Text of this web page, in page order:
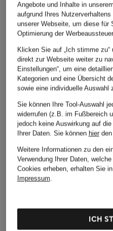
DAS KÖNNTE IHNEN
Angebote und Inhalte in
aufgrund Ihres
unserer Webseite, um diese für
Optimierung der
Klicken Sie auf „Ich stimme
direkt zur Webseite weiter zu
Einstellungen“, um eine
Kategorien und eine Übersicht
sowie eine individuelle Auswahl
Sie können Ihre Tool-Auswahl
widerrufen (z.B. im Fußbereich
jedoch keine Auswirkung auf
Ihrer Daten. Sie können hierden
Weitere Informationen zu den
Verwendung Ihrer Daten,
Cookies erheben, erhalten Sie
Impressum.
ICH